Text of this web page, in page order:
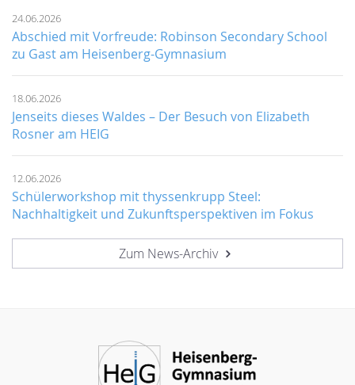
24.06.2026
Abschied mit Vorfreude: Robinson Secondary School
zu Gast am Heisenberg-Gymnasium
18.06.2026
Jenseits dieses Waldes – Der Besuch von Elizabeth
Rosner am HEIG
12.06.2026
Schülerworkshop mit thyssenkrupp Steel:
Nachhaltigkeit und Zukunftsperspektiven im Fokus
Zum News-Archiv